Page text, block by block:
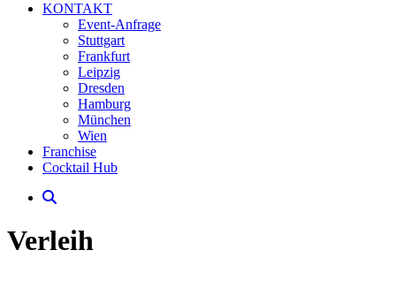
KONTAKT
Event-Anfrage
Stuttgart
Frankfurt
Leipzig
Dresden
Hamburg
München
Wien
Franchise
Cocktail Hub
Verleih